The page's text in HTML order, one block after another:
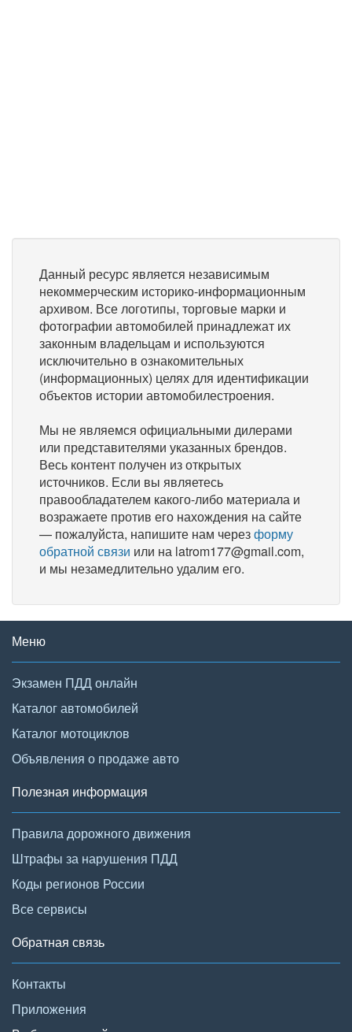
Данный ресурс является независимым
некоммерческим историко-информационным
архивом. Все логотипы, торговые марки и
фотографии автомобилей принадлежат их
законным владельцам и используются
исключительно в ознакомительных
(информационных) целях для идентификации
объектов истории автомобилестроения.
Мы не являемся официальными дилерами
или представителями указанных брендов.
Весь контент получен из открытых
источников. Если вы являетесь
правообладателем какого-либо материала и
возражаете против его нахождения на сайте
— пожалуйста, напишите нам черезформу
обратной связи или на latrom177@gmail.com,
и мы незамедлительно удалим его.
Меню
Экзамен ПДД онлайн
Каталог автомобилей
Каталог мотоциклов
Объявления о продаже авто
Полезная информация
Правила дорожного движения
Штрафы за нарушения ПДД
Коды регионов России
Все сервисы
Обратная связь
Контакты
Приложения